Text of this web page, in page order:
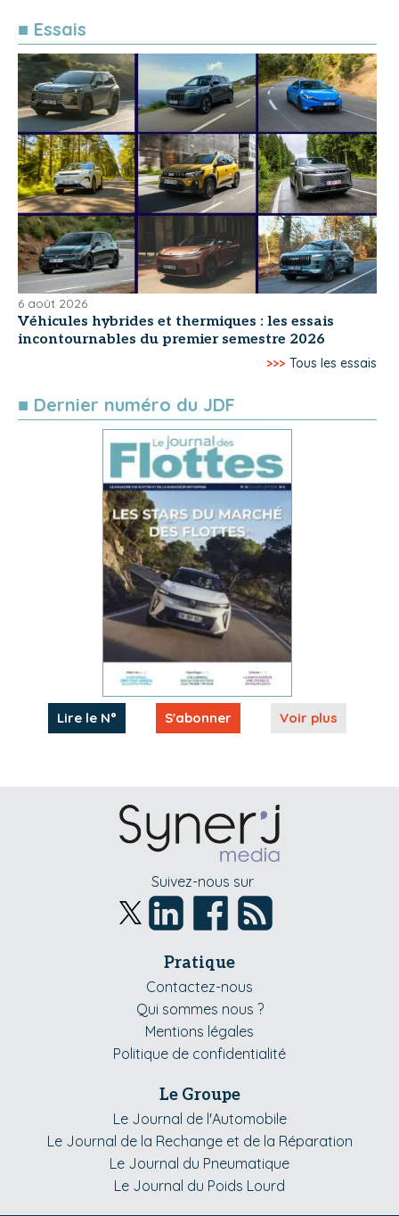
■ Essais
6 août 2026
Véhicules hybrides et thermiques : les essais
incontournables du premier semestre 2026
>>> Tous les essais
■ Dernier numéro du JDF
Lire le N° S'abonner Voir plus
Suivez-nous sur
Pratique
Contactez-nous
Qui sommes nous ?
Mentions légales
Politique de confidentialité
Le Groupe
Le Journal de l'Automobile
Le Journal de la Rechange et de la Réparation
Le Journal du Pneumatique
Le Journal du Poids Lourd